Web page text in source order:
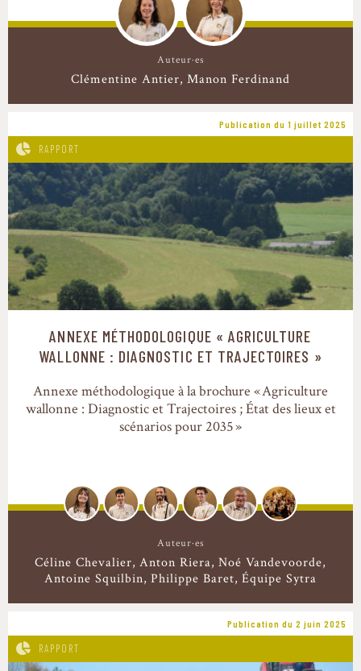
Auteur·es
Clémentine Antier Manon Ferdinand
Publication du 1 juillet 2025
RAPPORT
ANNEXE MÉTHODOLOGIQUE « AGRICULTURE
WALLONNE : DIAGNOSTIC ET TRAJECTOIRES »
Annexe méthodologique à la brochure « Agriculture
wallonne : Diagnostic et Trajectoires ; État des lieux et
scénarios pour 2035 »
Auteur·es
Céline Chevalier Anton Riera Noé Vandevoorde
Antoine Squilbin Philippe Baret Équipe Sytra
Publication du 2 juin 2025
RAPPORT